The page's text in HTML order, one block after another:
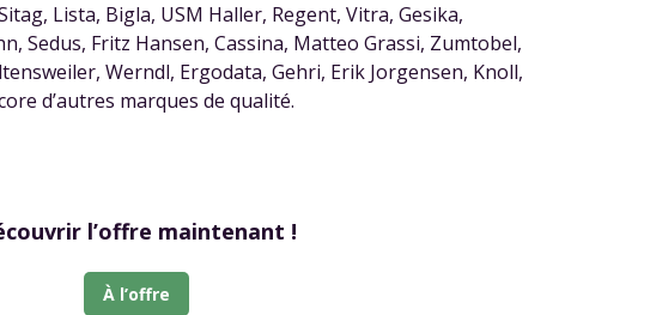
Lista, Bigla, USM Haller, Regent, Vitra, Gesika,
Sedus, Fritz Hansen, Cassina, Matteo Grassi, Zumtobel,
Werndl, Ergodata, Gehri, Erik Jorgensen, Knoll,
d’autres marques de qualité.
l’offre maintenant !
À l’offre